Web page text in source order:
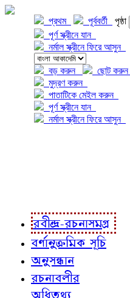
প্রথম পূর্ববর্তী পৃষ্ঠা
পূর্ণ স্ক্রীনে যান
নর্মাল স্ক্রীনে ফিরে আসুন
বড় করুন
ছোট করুন
মুদ্রণ করুন
পাতাটিকে মেইল করুন
পূর্ণ স্ক্রীনে যান
নর্মাল স্ক্রীনে ফিরে আসুন
রবীন্দ্র-রচনাসমগ্র
বর্ণানুক্রমিক সূচি
অনুসন্ধান
রচনাবলীর
অধিতথ্য